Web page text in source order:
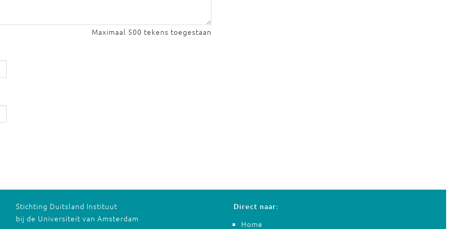
Maximaal 500 tekens toegestaan
Stichting Duitsland Instituut
bij de Universiteit van Amsterdam
Direct naar:
Home